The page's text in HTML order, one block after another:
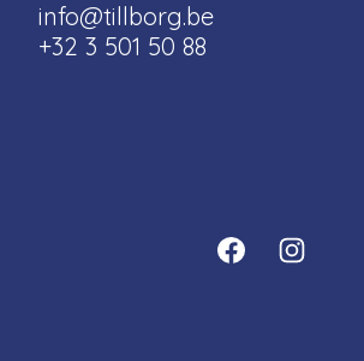
info@tillborg.be
+32 3 501 50 88